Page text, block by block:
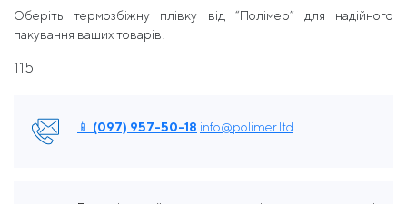
Оберіть термозбіжну плівку від “Полімер” для надійного
пакування ваших товарів!
115
📱 (097) 957-50-18 info@polimer.ltd